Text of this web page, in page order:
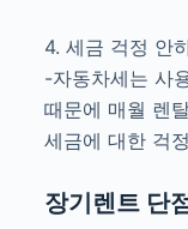
4. 세금 걱정 안
-자동차세는 사
때문에 매월 렌
세금에 대한 걱
장기렌트 단